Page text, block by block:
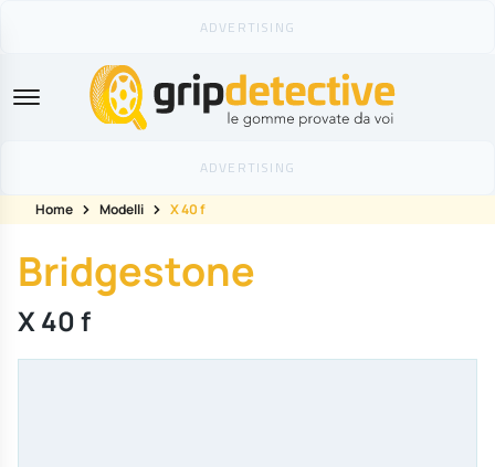
GripDetective
Home Modelli X 40 f
Bridgestone
X 40 f